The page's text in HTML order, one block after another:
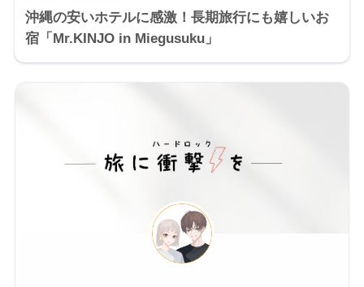
沖縄の安いホテルに感激！長期旅行にも嬉しいお
宿「Mr.KINJO in Miegusuku」